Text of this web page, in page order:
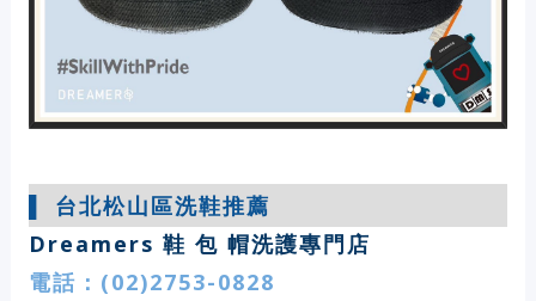
台北松山區洗鞋推薦
Dreamers 鞋 包 帽洗護專門店
電話：(02)2753-0828